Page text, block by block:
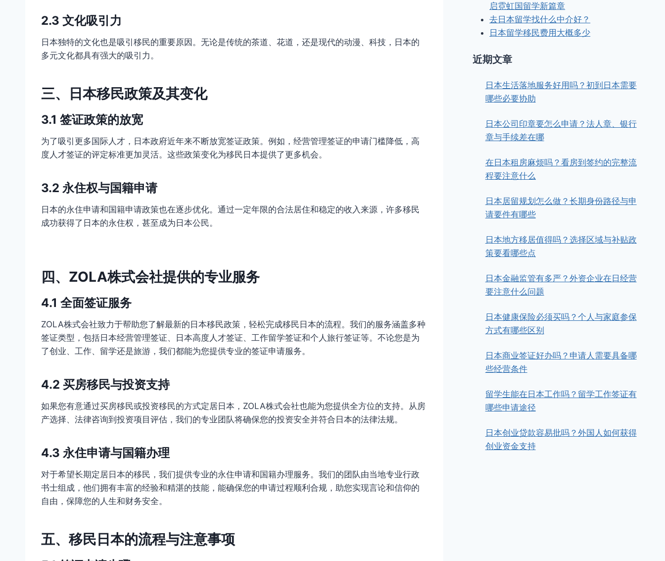
2.3 文化吸引力
日本独特的文化也是吸引移民的重要原因。无论是传统的茶道、花道，还是现代的动漫、科技，日本的
多元文化都具有强大的吸引力。
三、日本移民政策及其变化
3.1 签证政策的放宽
为了吸引更多国际人才，日本政府近年来不断放宽签证政策。例如，经营管理签证的申请门槛降低，高
度人才签证的评定标准更加灵活。这些政策变化为移民日本提供了更多机会。
3.2 永住权与国籍申请
日本的永住申请和国籍申请政策也在逐步优化。通过一定年限的合法居住和稳定的收入来源，许多移民
成功获得了日本的永住权，甚至成为日本公民。
四、ZOLA株式会社提供的专业服务
4.1 全面签证服务
ZOLA株式会社致力于帮助您了解最新的日本移民政策，轻松完成移民日本的流程。我们的服务涵盖多种
签证类型，包括日本经营管理签证、日本高度人才签证、工作留学签证和个人旅行签证等。不论您是为
了创业、工作、留学还是旅游，我们都能为您提供专业的签证申请服务。
4.2 买房移民与投资支持
如果您有意通过买房移民或投资移民的方式定居日本，ZOLA株式会社也能为您提供全方位的支持。从房
产选择、法律咨询到投资项目评估，我们的专业团队将确保您的投资安全并符合日本的法律法规。
4.3 永住申请与国籍办理
对于希望长期定居日本的移民，我们提供专业的永住申请和国籍办理服务。我们的团队由当地专业行政
书士组成，他们拥有丰富的经验和精湛的技能，能确保您的申请过程顺利合规，助您实现言论和信仰的
自由，保障您的人生和财务安全。
五、移民日本的流程与注意事项
启霓虹国留学新篇章
去日本留学找什么中介好？
日本留学移民费用大概多少
近期文章
日本生活落地服务好用吗？初到日本需要
哪些必要协助
日本公司印章要怎么申请？法人章、银行
章与手续差在哪
在日本租房麻烦吗？看房到签约的完整流
程要注意什么
日本居留规划怎么做？长期身份路径与申
请要件有哪些
日本地方移居值得吗？选择区域与补贴政
策要看哪些点
日本金融监管有多严？外资企业在日经营
要注意什么问题
日本健康保险必须买吗？个人与家庭参保
方式有哪些区别
日本商业签证好办吗？申请人需要具备哪
些经营条件
留学生能在日本工作吗？留学工作签证有
哪些申请途径
日本创业贷款容易批吗？外国人如何获得
创业资金支持